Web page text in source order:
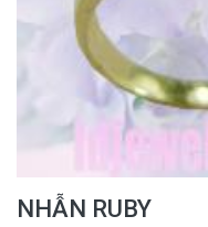
NHẪN RUBY